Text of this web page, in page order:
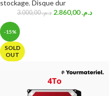
stockage, Disque dur
د.م.3.000,00 د.م.2.860,00
-15%
SOLD
OUT